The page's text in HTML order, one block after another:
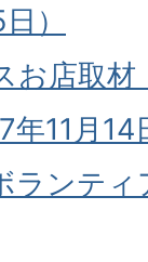
）
お店取材
年11月14
ンティ